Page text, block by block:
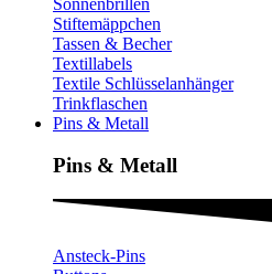
Stiftemäppchen
Tassen & Becher
Textillabels
Textile Schlüsselanhänger
Trinkflaschen
Pins & Metall
Pins & Metall​
Ansteck-Pins